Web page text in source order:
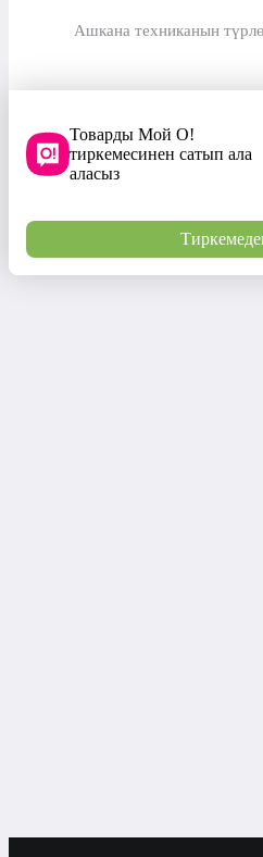
Ашкана техниканын
Товарды Мой О!
тиркемесинен сатып ала
аласыз